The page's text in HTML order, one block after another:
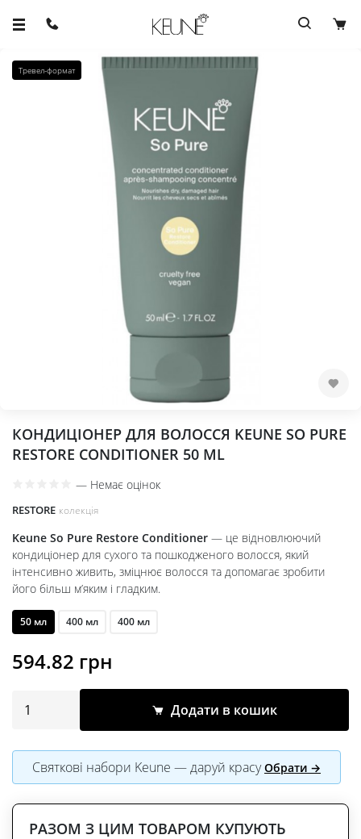
Тревел-формат
КОНДИЦІОНЕР ДЛЯ ВОЛОССЯ KEUNE SO PURE
RESTORE CONDITIONER 50 ML
— Немає оцінок
RESTORE колекція
Keune So Pure Restore Conditioner — це відновлюючий
кондиціонер для сухого та пошкодженого волосся, який
інтенсивно живить, зміцнює волосся та допомагає зробити
його більш м’яким і гладким.
50 мл 400 мл 400 мл
594.82 грн
Додати в кошик
Святкові набори Keune — даруй красуОбрати →
РАЗОМ З ЦИМ ТОВАРОМ КУПУЮТЬ